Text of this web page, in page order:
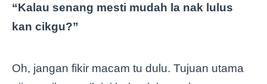
“Kalau senang mesti mudah la nak lulus
kan cikgu?”
Oh, jangan fikir macam tu dulu. Tujuan utama